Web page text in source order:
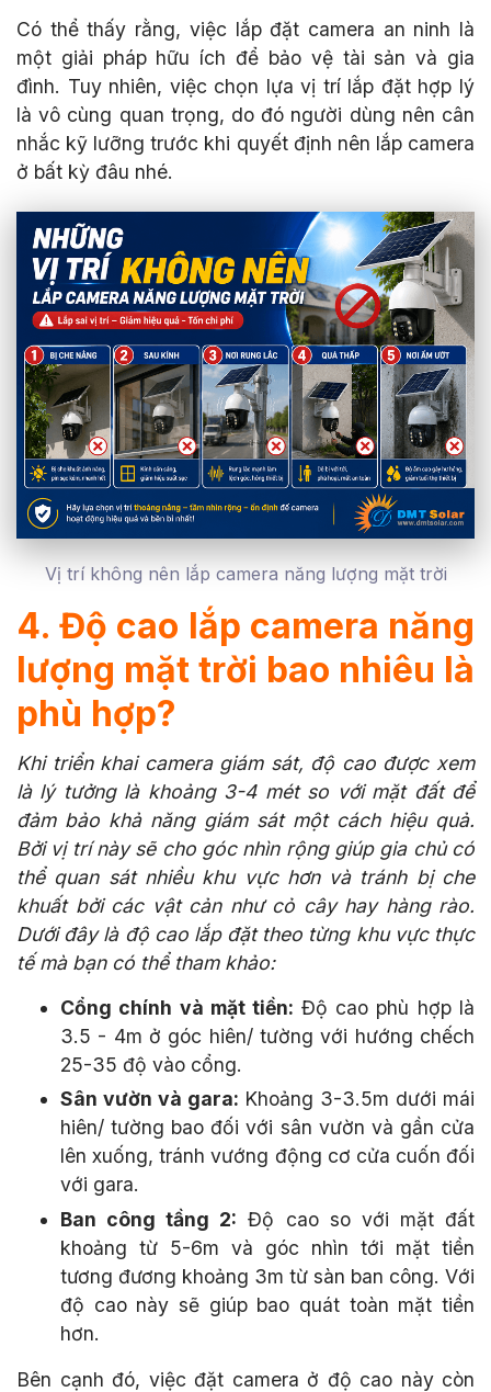
Có thể thấy rằng, việc lắp đặt camera an ninh là
một giải pháp hữu ích để bảo vệ tài sản và gia
đình. Tuy nhiên, việc chọn lựa vị trí lắp đặt hợp lý
là vô cùng quan trọng, do đó người dùng nên cân
nhắc kỹ lưỡng trước khi quyết định nên lắp camera
ở bất kỳ đâu nhé.
Vị trí không nên lắp camera năng lượng mặt trời
4. Độ cao lắp camera năng
lượng mặt trời bao nhiêu là
phù hợp?
Khi triển khai camera giám sát, độ cao được xem
là lý tưởng là khoảng 3-4 mét so với mặt đất để
đảm bảo khả năng giám sát một cách hiệu quả.
Bởi vị trí này sẽ cho góc nhìn rộng giúp gia chủ có
thể quan sát nhiều khu vực hơn và tránh bị che
khuất bởi các vật cản như cỏ cây hay hàng rào.
Dưới đây là độ cao lắp đặt theo từng khu vực thực
tế mà bạn có thể tham khảo:
Cổng chính và mặt tiền: Độ cao phù hợp là
3.5 - 4m ở góc hiên/ tường với hướng chếch
25-35 độ vào cổng.
Sân vườn và gara: Khoảng 3-3.5m dưới mái
hiên/ tường bao đối với sân vườn và gần cửa
lên xuống, tránh vướng động cơ cửa cuốn đối
với gara.
Ban công tầng 2: Độ cao so với mặt đất
khoảng từ 5-6m và góc nhìn tới mặt tiền
tương đương khoảng 3m từ sàn ban công. Với
độ cao này sẽ giúp bao quát toàn mặt tiền
hơn.
Bên cạnh đó, việc đặt camera ở độ cao này còn